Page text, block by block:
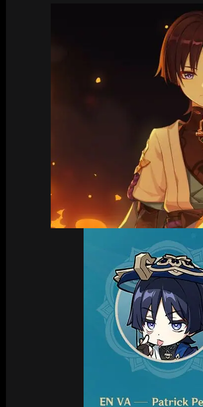
Hogwarts Legacy
Билды Cyberpunk 2077